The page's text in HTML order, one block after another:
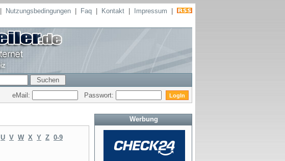
Nutzungsbedingungen Faq Kontakt Impressum
eMail: Passwort:
U V W X Y Z 0-9
Werbung